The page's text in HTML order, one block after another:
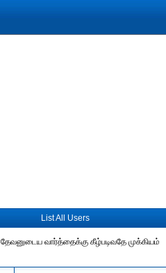
List All Users
தேவனுடைய வார்த்தைக்கு கீழ்படிவதே முக்கியம்